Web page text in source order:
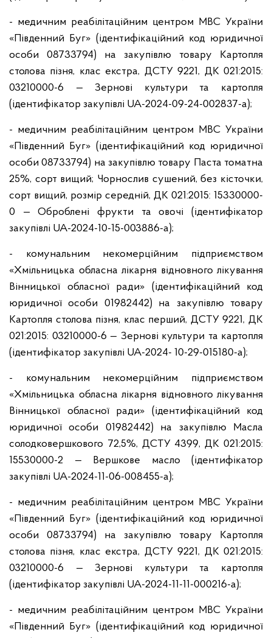
- медичним реабілітаційним центром МВС України
«Південний Буг» (ідентифікаційний код юридичної
особи 08733794) на закупівлю товару Картопля
столова пізня, клас екстра, ДСТУ 9221, ДК 021:2015:
03210000-6 — Зернові культури та картопля
(ідентифікатор закупівлі UA-2024-09-24-002837-a);
- медичним реабілітаційним центром МВС України
«Південний Буг» (ідентифікаційний код юридичної
особи 08733794) на закупівлю товару Паста томатна
25%, сорт вищий; Чорнослив сушений, без кісточки,
сорт вищий, розмір середній, ДК 021:2015: 15330000-
0 — Оброблені фрукти та овочі (ідентифікатор
закупівлі UA-2024-10-15-003886-a);
- комунальним некомерційним підприємством
«Хмільницька обласна лікарня відновного лікування
Вінницької обласної ради» (ідентифікаційний код
юридичної особи 01982442) на закупівлю товару
Картопля столова пізня, клас перший, ДСТУ 9221, ДК
021:2015: 03210000-6 — Зернові культури та картопля
(ідентифікатор закупівлі UA-2024- 10-29-015180-a);
- комунальним некомерційним підприємством
«Хмільницька обласна лікарня відновного лікування
Вінницької обласної ради» (ідентифікаційний код
юридичної особи 01982442) на закупівлю Масла
солодковершкового 72,5%, ДСТУ 4399, ДК 021:2015:
15530000-2 — Вершкове масло (ідентифікатор
закупівлі UA-2024-11-06-008455-a);
- медичним реабілітаційним центром МВС України
«Південний Буг» (ідентифікаційний код юридичної
особи 08733794) на закупівлю товару Картопля
столова пізня, клас екстра, ДСТУ 9221, ДК 021:2015:
03210000-6 — Зернові культури та картопля
(ідентифікатор закупівлі UA-2024-11-11-000216-a);
- медичним реабілітаційним центром МВС України
«Південний Буг» (ідентифікаційний код юридичної